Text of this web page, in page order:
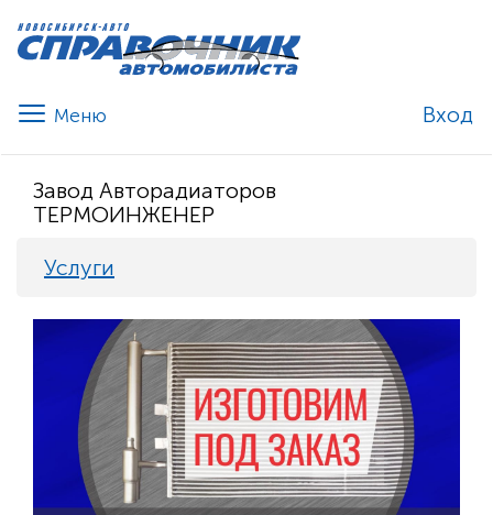
Вход
Завод Авторадиаторов
ТЕРМОИНЖЕНЕР
Услуги
Previous